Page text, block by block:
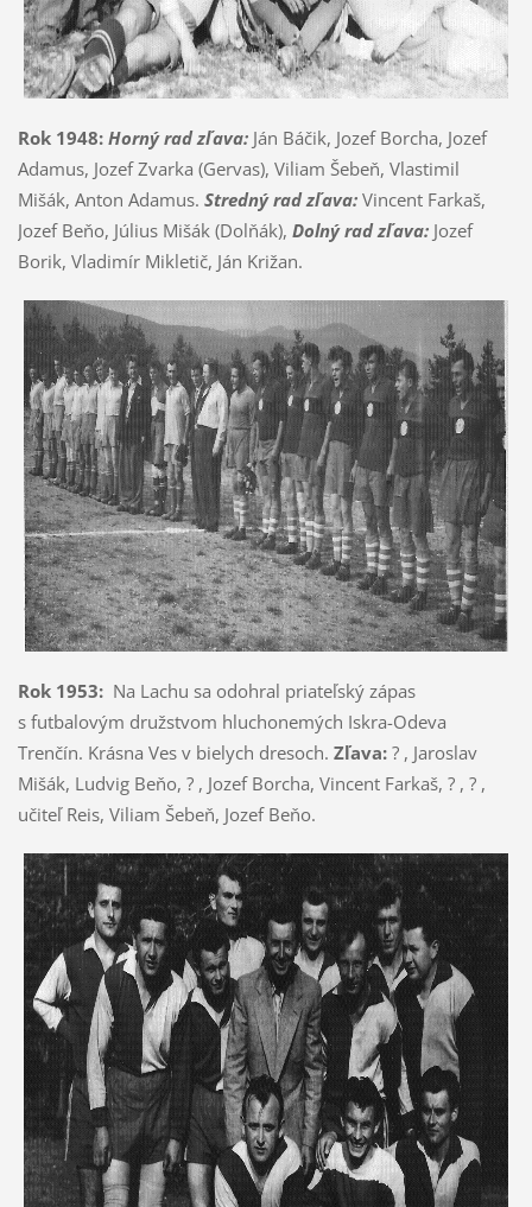
Rok 1948: Horný rad zľava: Ján Báčik, Jozef Borcha, Jozef
Adamus, Jozef Zvarka (Gervas), Viliam Šebeň, Vlastimil
Mišák, Anton Adamus. Stredný rad zľava:Vincent Farkaš,
Jozef Beňo, Július Mišák (Dolňák), Dolný rad zľava: Jozef
Borik, Vladimír Mikletič, Ján Križan.
Rok 1953:Na Lachu sa odohral priateľský zápas
s futbalovým družstvom hluchonemých Iskra-Odeva
Trenčín. Krásna Ves v bielych dresoch. Zľava:? , Jaroslav
Mišák, Ludvig Beňo, ? , Jozef Borcha, Vincent Farkaš, ? , ? ,
učiteľ Reis, Viliam Šebeň, Jozef Beňo.